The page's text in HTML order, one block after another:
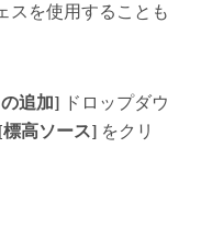
スを使用することも
追加] ドロップダウ
[標高ソース] をクリ